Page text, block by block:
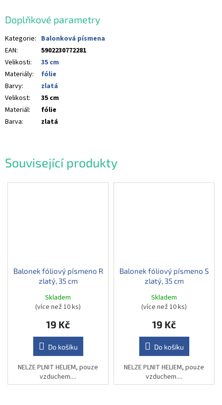
Související produkty
Balonek fóliový písmeno R
zlatý, 35 cm
Skladem
(více než 10 ks)
19 Kč
Do košíku
NELZE PLNIT HELIEM, pouze
vzduchem....
Balonek fóliový písmeno S
zlatý, 35 cm
Skladem
(více než 10 ks)
19 Kč
Do košíku
NELZE PLNIT HELIEM, pouze
vzduchem....
Doplňkové parametry
Kategorie: Balonková písmena
EAN:
5902230772281
Velikosti:
35 cm
Materiály:
fólie
Barvy:
zlatá
Velikost:
35 cm
Materiál:
fólie
Barva: zlatá